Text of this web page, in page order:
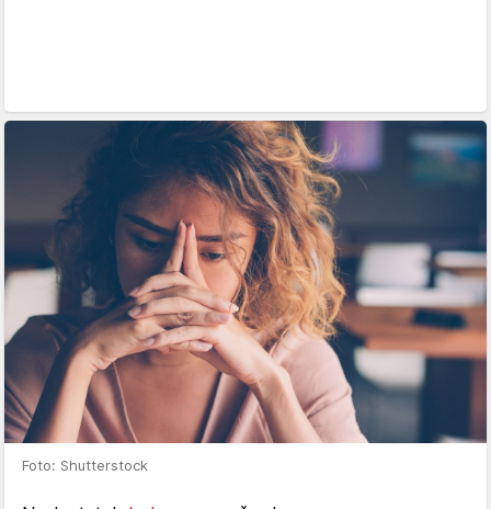
Foto: Shutterstock